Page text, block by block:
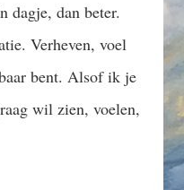
dagje, dan beter.
Verheven, voel
bent. Alsof ik je
wil zien, voelen,